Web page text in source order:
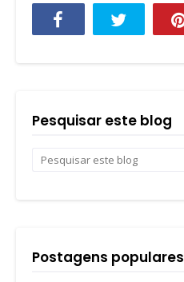
Pesquisar este blog
Postagens populares